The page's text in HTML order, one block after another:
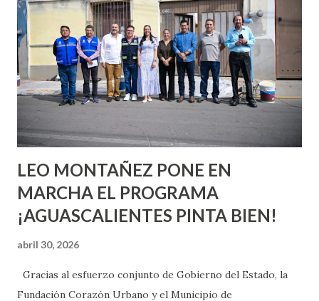
o expertas en el tema. Siempre hay algo nuevo que
aprender y nuevas experiencias que conocer. Si eres una
chica y aún no has tenido relaciones sexuales, tal vez
pienses que el sexo será increíble y no puedas esperar para
experimentarlo, pero como cualquier persona con
experiencia te dirá, siempre es mejor cuando ambas partes
son suficientemen...
LEO MONTAÑEZ PONE EN
MARCHA EL PROGRAMA
¡AGUASCALIENTES PINTA BIEN!
abril 30, 2026
Gracias al esfuerzo conjunto de Gobierno del Estado, la
Fundación Corazón Urbano y el Municipio de